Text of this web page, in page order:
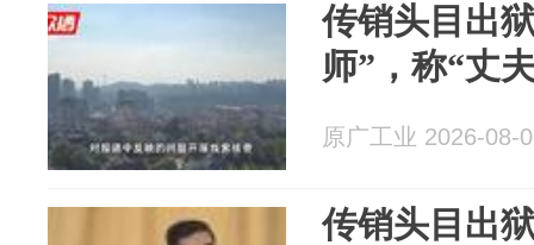
传销头目出
师”，称“丈
原广工业 2026-08-
传销头目出